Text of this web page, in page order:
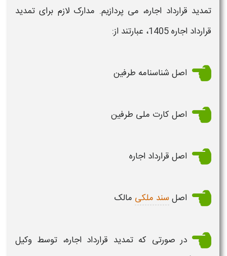
تمدید قرارداد اجاره، می پردازیم. مدارک لازم برای تمدید
قرارداد اجاره 1405،
عبارتند از:
اصل شناسنامه طرفین
اصل کارت ملی طرفین
اصل قرارداد اجاره
اصل سند ملکی مالک
در صورتی کهتمدید قرارداد اجاره، توسط وکیل